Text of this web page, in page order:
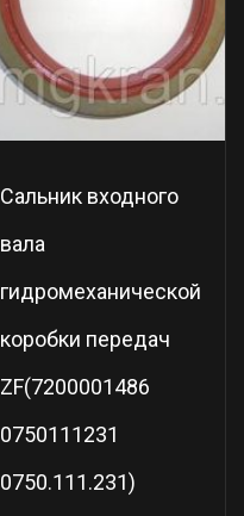
Сальник входного
вала
гидромеханической
коробки передач
ZF(7200001486
0750111231
0750.111.231)